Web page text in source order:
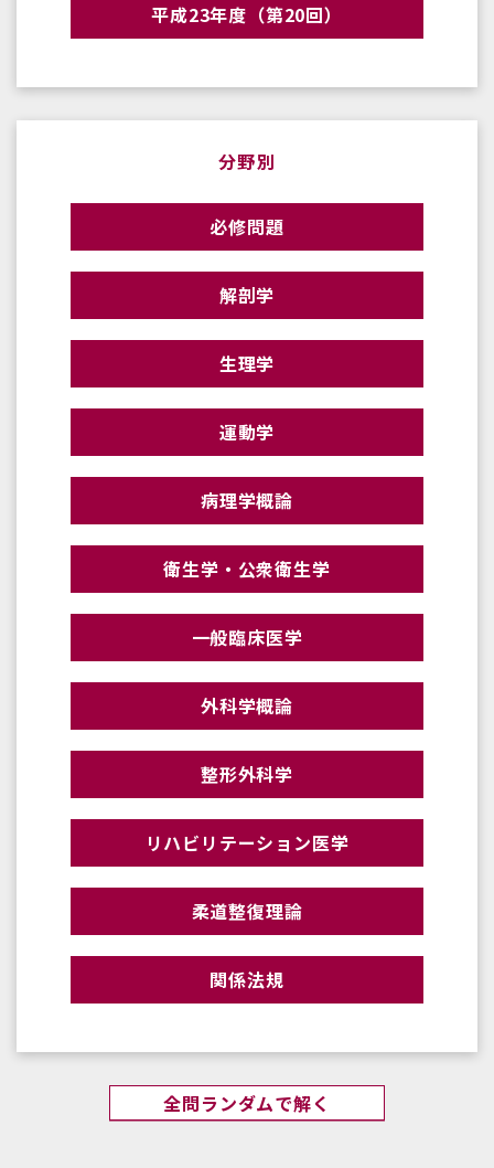
平成23年度（第20回）
分野別
必修問題
解剖学
生理学
運動学
病理学概論
衛生学・公衆衛生学
一般臨床医学
外科学概論
整形外科学
リハビリテーション医学
柔道整復理論
関係法規
全問ランダムで解く